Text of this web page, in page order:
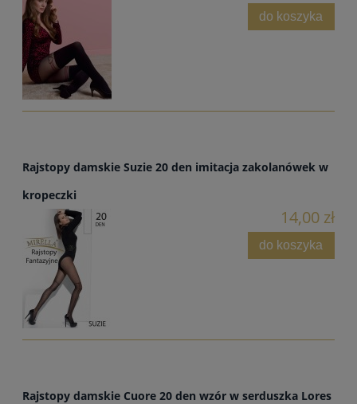
do koszyka
Rajstopy damskie Suzie 20 den imitacja zakolanówek w
kropeczki
14,00 zł
do koszyka
Rajstopy damskie Cuore 20 den wzór w serduszka Lores